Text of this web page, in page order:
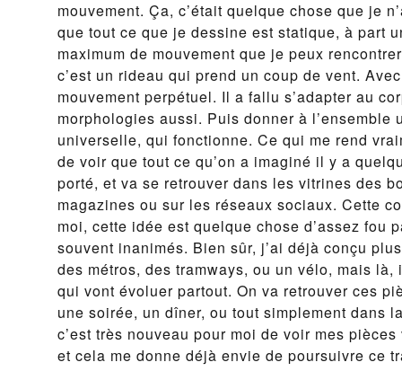
mouvement. Ça, c’était quelque chose que je
que tout ce que je dessine est statique, à part
maximum de mouvement que je peux
c’est un rideau qui prend un coup de vent.
mouvement perpétuel. Il a fallu s’adapter au
morphologies aussi. Puis donner à l’ensemble
universelle, qui fonctionne. Ce qui me rend
de voir que tout ce qu’on a imaginé il y a
porté, et va se retrouver dans les vitrines des
magazines ou sur les réseaux sociaux. Cette
moi, cette idée est quelque chose d’assez fou
souvent inanimés. Bien sûr, j’ai déjà conçu
des métros, des tramways, ou un vélo, mais
qui vont évoluer partout. On va retrouver ces
une soirée, un dîner, ou tout simplement dans
c’est très nouveau pour moi de voir mes
et cela me donne déjà envie de poursuivre ce